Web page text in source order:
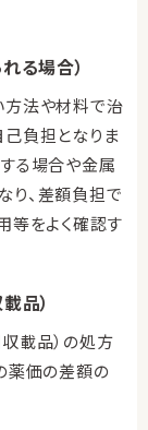
る場合）
方法や材料で治
負担となりま
る場合や金属
り、差額負担で
等をよく確認す
品）
載品）の処方
薬価の差額の